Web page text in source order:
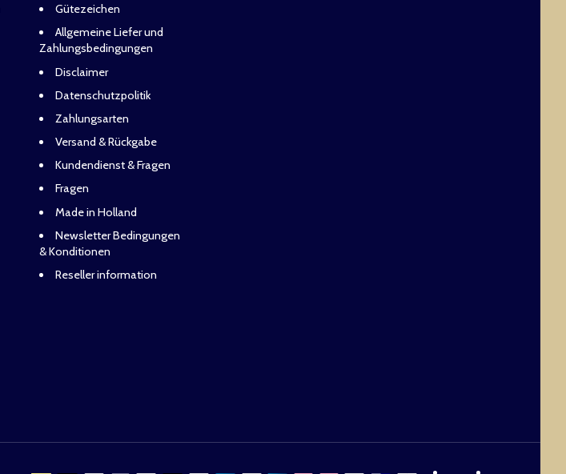
Gütezeichen
Allgemeine Liefer und
Zahlungsbedingungen
Disclaimer
Datenschutzpolitik
Zahlungsarten
Versand & Rückgabe
Kundendienst & Fragen
Fragen
Made in Holland
Newsletter Bedingungen
& Konditionen
Reseller information